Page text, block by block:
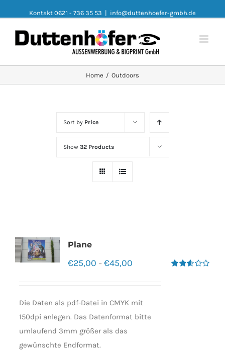
Kontakt 0621 - 736 35 53 | info@duttenhoefer-gmbh.de
Home / Outdoors
Sort by Price
Show 32 Products
Plane
€25,00 – €45,00
Die Daten als pdf-Datei in CMYK mit
150dpi anlegen. Das Datenformat bitte
umlaufend 3mm größer als das
gewünschte Endformat.